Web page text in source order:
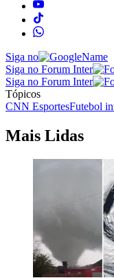
Siga no
Siga no Forum Inter
Siga no Forum Inter
Tópicos
CNN EsportesFutebol
Mais Lidas